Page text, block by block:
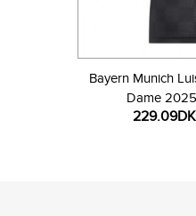
Bayern Munich
Dame